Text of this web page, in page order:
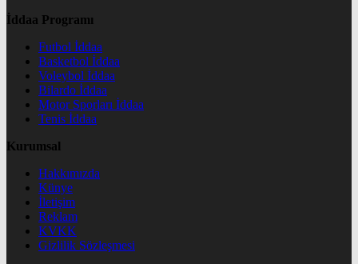
İddaa Programı
Futbol İddaa
Basketbol İddaa
Voleybol İddaa
Bilardo İddaa
Motor Sporları İddaa
Tenis İddaa
Kurumsal
Hakkımızda
Künye
İletişim
Reklam
KVKK
Gizlilik Sözleşmesi